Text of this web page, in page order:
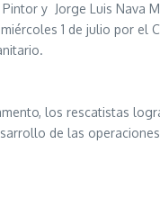
y Jorge Luis Nava
1 de julio por el
los rescatistas
de las